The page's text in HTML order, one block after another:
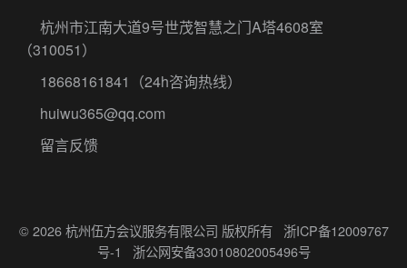
杭州市江南大道9号世茂智慧之门A塔4608室
（310051）
18668161841
（24h咨询热线）
huiwu365@qq.com
留言反馈
© 2026 杭州伍方会议服务有限公司 版权所有 浙ICP备12009767
号-1
浙公网安备33010802005496号